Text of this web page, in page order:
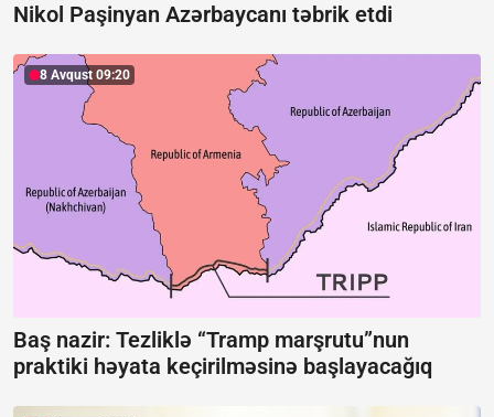
Nikol Paşinyan Azərbaycanı təbrik etdi
8 Avqust 09:20
Baş nazir: Tezliklə “Tramp marşrutu”nun
praktiki həyata keçirilməsinə başlayacağıq